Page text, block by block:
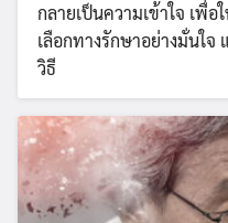
กลายเป็นความเข้าใจ เพื่
เลือกทางรักษาอย่างมั่นใ
วิธี